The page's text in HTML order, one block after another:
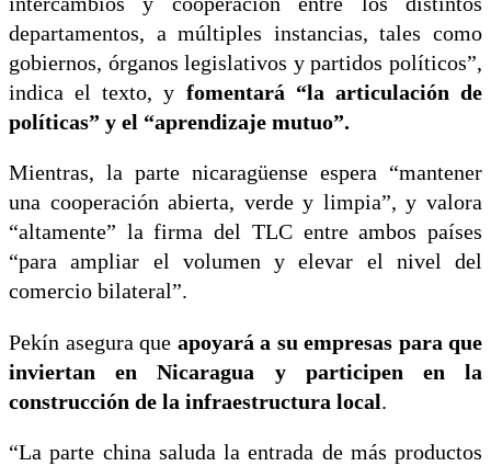
departamentos, a múltiples instancias, tales como
gobiernos, órganos legislativos y partidos políticos”,
indica el texto, y fomentará “la articulación de
políticas” y el “aprendizaje mutuo”.
Mientras, la parte nicaragüense espera “mantener
una cooperación abierta, verde y limpia”, y valora
“altamente” la firma del TLC entre ambos países
“para ampliar el volumen y elevar el nivel del
comercio bilateral”.
Pekín asegura que apoyará a su empresas para que
inviertan en Nicaragua y participen en la
construcción de la infraestructura local.
“La parte china saluda la entrada de más productos